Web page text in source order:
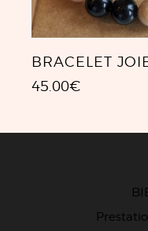
BRACELET
45.00€